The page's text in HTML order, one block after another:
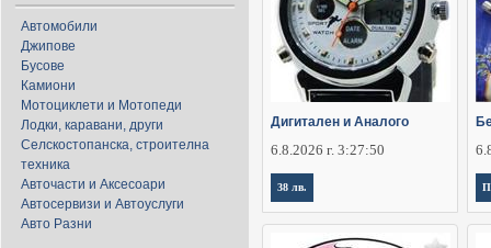
Автомобили
Джипове
Бусове
Камиони
Мотоциклети и Мотопеди
Лодки, каравани, други
Селскостопанска, строителна
техника
Авточасти и Аксесоари
Автосервизи и Автоуслуги
Авто Разни
Дигитален и Аналого
6.8.2026 г. 3:27:50
38 лв.